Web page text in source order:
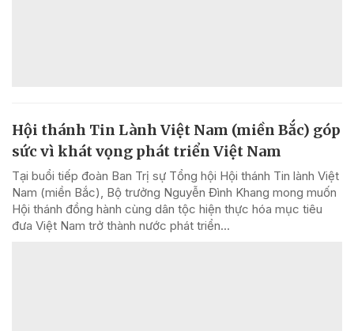
Hội thánh Tin Lành Việt Nam (miền Bắc) góp
sức vì khát vọng phát triển Việt Nam
Tại buổi tiếp đoàn Ban Trị sự Tổng hội Hội thánh Tin lành Việt
Nam (miền Bắc), Bộ trưởng Nguyễn Đình Khang mong muốn
Hội thánh đồng hành cùng dân tộc hiện thực hóa mục tiêu
đưa Việt Nam trở thành nước phát triển...